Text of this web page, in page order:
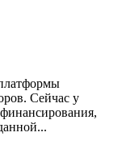
Сейчас у